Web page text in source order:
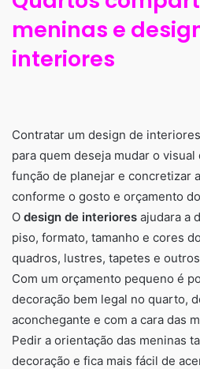
meninas e
interiores
Contratar um design de
para quem deseja mudar o
função de planejar e concretizar
conforme o gosto e orçamento
O design de interiores ajudara a
piso, formato, tamanho e cores
quadros, lustres, tapetes e
Com um orçamento pequeno é
decoração bem legal no quarto,
aconchegante e com a cara das
Pedir a orientação das meninas
decoração e fica mais fácil de